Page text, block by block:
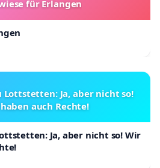
für Erlangen
Lottstetten: Ja, aber nicht so!
auch Rechte!
Ja, aber nicht so! Wir